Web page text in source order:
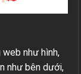
như hình,
như bên dưới,